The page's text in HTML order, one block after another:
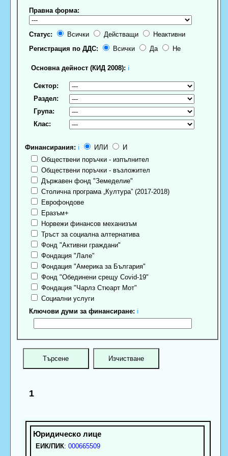
Правна форма:
Статус: Всички Действащи
Неактивни
Регистрация по ДДС:
Всички Да Не
Основна дейност (КИД 2008): ℹ
Сектор:
Раздел:
Група:
Клас:
Финансирания: ℹ ИЛИ
И
Обществени поръчки - изпълнител
Обществени поръчки - възложител
Държавен фонд "Земеделие"
Столична програма „Култура” (2017-2018)
Еврофондове
Еразъм+
Норвежи финансов механизъм
Тръст за социална алтернатива
Фонд "Активни граждани"
Фондация "Лале"
Фондация "Америка за България"
Фонд "Обединени срещу Covid-19"
Фондация "Чарлз Стюарт Мот"
Социални услуги
Ключови думи за финансиране: ℹ
1
ЕИК/ПИК: 000665509